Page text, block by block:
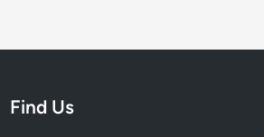
Find Us